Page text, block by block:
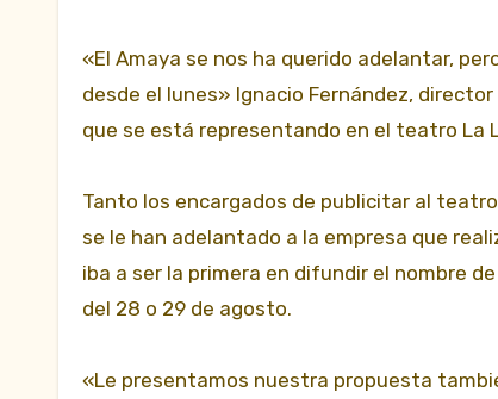
«El Amaya se nos ha querido adelantar,
desde el lunes» Ignacio Fernández,
que se está representando en el teatro La
Tanto los encargados de publicitar al
se le han adelantado a la empresa que
iba a ser la primera en difundir el nombre
del 28 o 29 de agosto.
«Le presentamos nuestra propuesta